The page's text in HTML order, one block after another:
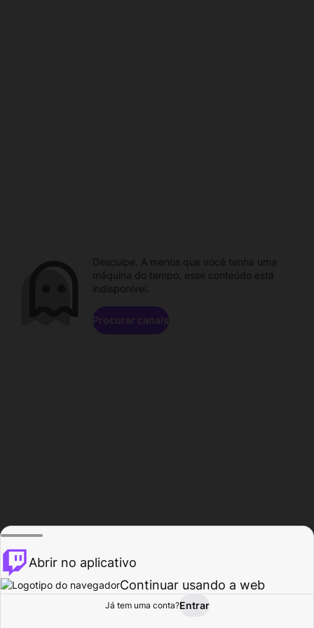
Procurar Atividade
Desculpe. A menos que você tenha uma
máquina do tempo, esse conteúdo está
indisponível.
Procurar canais
Abrir no aplicativo
Continuar usando a web
Já tem uma conta?Entrar